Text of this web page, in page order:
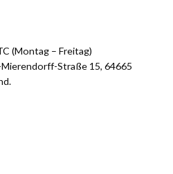
(Montag – Freitag)
Straße 15, 64665